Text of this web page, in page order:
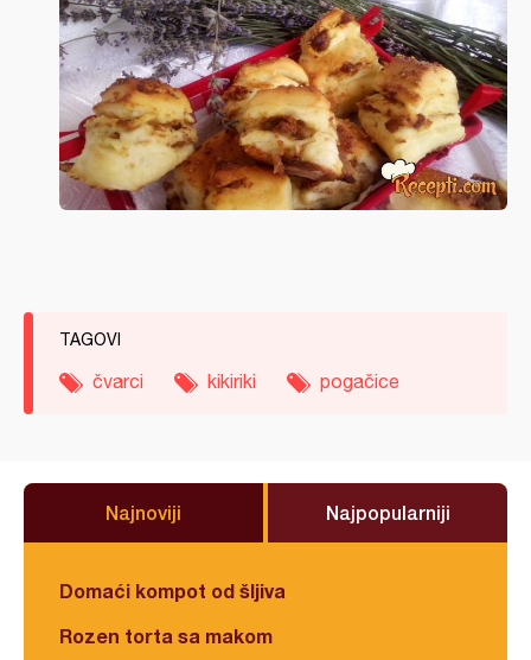
TAGOVI
čvarci kikiriki pogačice
Najnoviji Najpopularniji
Domaći kompot od šljiva
Rozen torta sa makom